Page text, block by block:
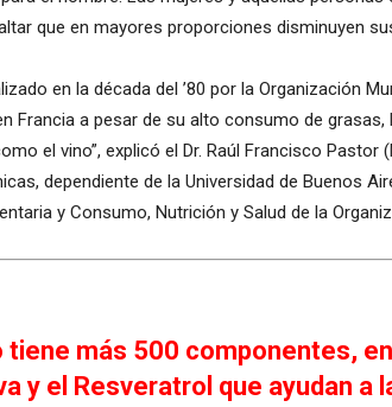
que en mayores proporciones disminuyen
en la década del ’80 por la Organización
Francia a pesar de su alto consumo de
el vino”, explicó el Dr. Raúl Francisco
dependiente de la Universidad de Buenos
y Consumo, Nutrición y Salud de la
tiene más 500 componentes,
y el Resveratrol que ayudan